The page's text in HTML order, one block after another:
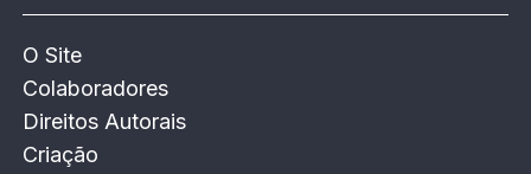
O Site
Colaboradores
Direitos Autorais
Criação